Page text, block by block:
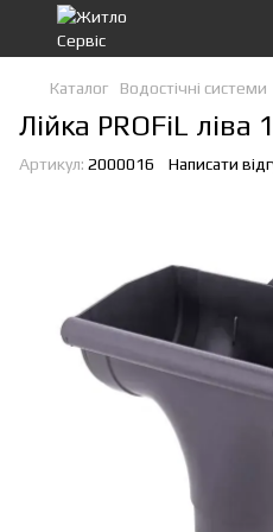
Каталог Водостічні системи
Лійка PROFiL ліва
Артикул: 2000016 Написати